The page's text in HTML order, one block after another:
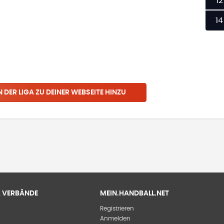
14
DER LIGA ZU DEINER WEBSEITE HINZU
VERBÄNDE MEIN.HANDBALL.NET
Registrieren
Anmelden